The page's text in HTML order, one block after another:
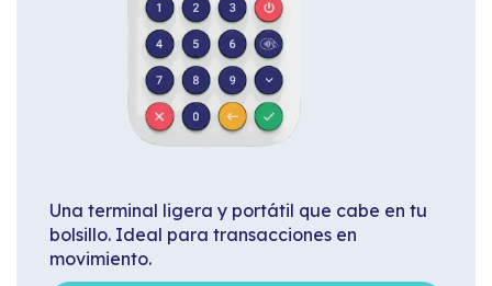
Una terminal ligera y portátil que cabe en tu
bolsillo. Ideal para transacciones en
movimiento.